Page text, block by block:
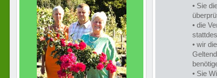
• Sie
• die
• wir
• Sie